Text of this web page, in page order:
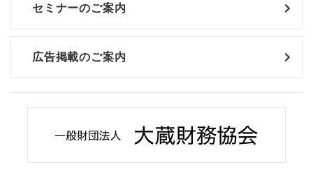
セミナーのご案内
広告掲載のご案内